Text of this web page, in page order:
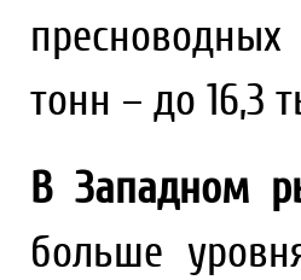
тонн – до 16,3
В Западном
больше